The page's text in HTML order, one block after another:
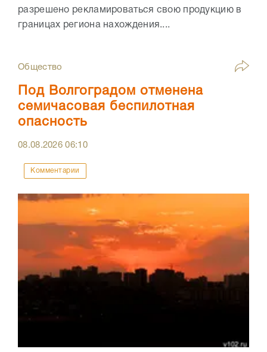
разрешено рекламироваться свою продукцию в
границах региона нахождения....
Общество
Под Волгоградом отменена
семичасовая беспилотная
опасность
08.08.202606:10
Комментарии